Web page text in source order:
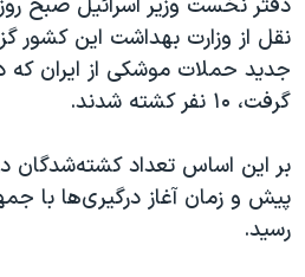
نقل از وزارت بهداشت این کشور
جدید حملات موشکی از ایران
گرفت، ۱۰ نفر کشته شدند.
بر این اساس تعداد کشته‌شدگان در
رسید.